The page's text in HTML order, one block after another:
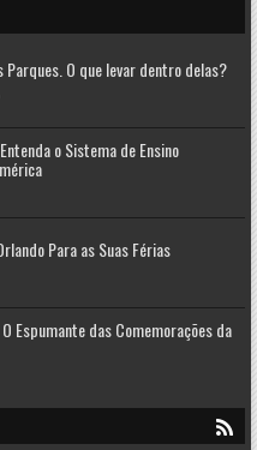
Parques. O que levar dentro delas?
o Sistema de Ensino
Para as Suas Férias
Espumante das Comemorações da